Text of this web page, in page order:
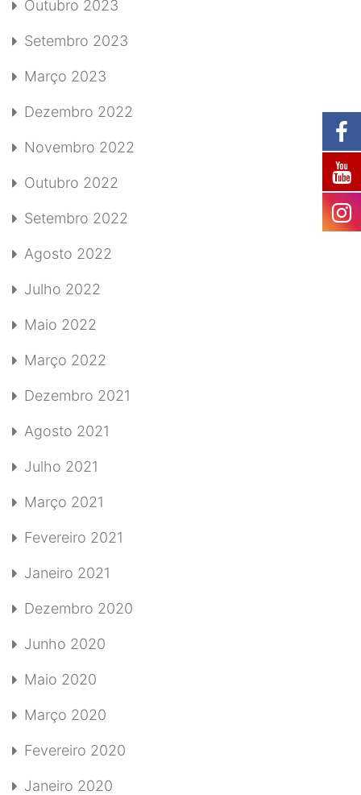
Outubro 2023
Setembro 2023
Março 2023
Dezembro 2022
Novembro 2022
Outubro 2022
Setembro 2022
Agosto 2022
Julho 2022
Maio 2022
Março 2022
Dezembro 2021
Agosto 2021
Julho 2021
Março 2021
Fevereiro 2021
Janeiro 2021
Dezembro 2020
Junho 2020
Maio 2020
Março 2020
Fevereiro 2020
Janeiro 2020